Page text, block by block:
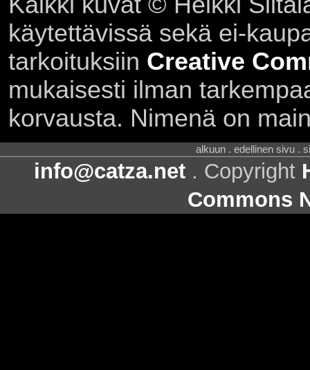
käytettävissä sekä ei-
tarkoituksiin Creative
mukaisesti ilman
korvausta. Nimenä on
alkuun . edellinen sivu .
info@catza.net . Copyright
Commons